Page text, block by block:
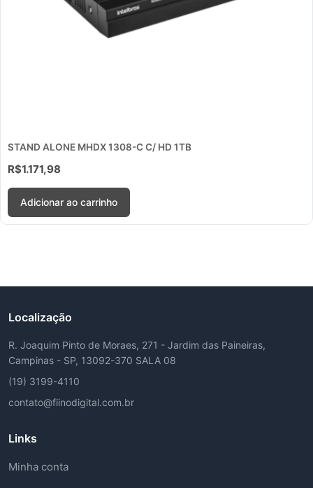
STAND ALONE MHDX 1308-C C/ HD 1TB
R$1.171,98
Adicionar ao carrinho
Localização
R. Joaquim Pinto de Moraes, 271 - Jardim das Paineiras,
Campinas - SP, 13092-370 SALA 08
(19) 3199-4110
contato@fiinodigital.com.br
Links
Minha conta